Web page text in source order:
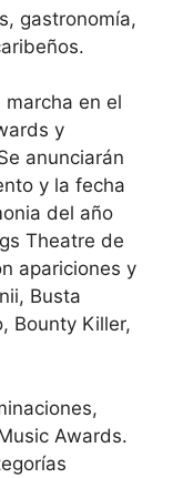
gastronomía,
en el
y
anunciarán
y la fecha
del año
Theatre de
apariciones y
Busta
Bounty Killer,
Awards.